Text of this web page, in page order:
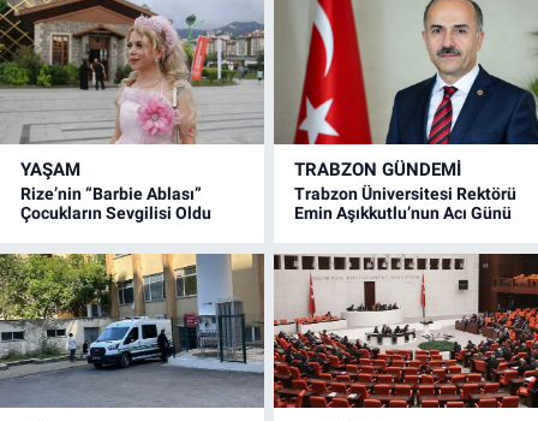
YAŞAM
Rize’nin “Barbie Ablası”
Çocukların Sevgilisi Oldu
TRABZON GÜNDEMİ
Trabzon Üniversitesi Rektörü
Emin Aşıkkutlu’nun Acı Günü